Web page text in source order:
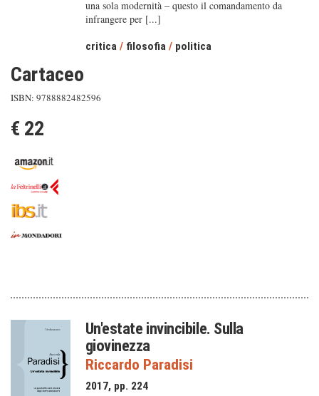
una sola modernità – questo il comandamento da
infrangere per [...]
critica / filosofia / politica
Cartaceo
ISBN: 9788882482596
€ 22
Un'estate invincibile. Sulla
giovinezza
Riccardo Paradisi
2017, pp. 224